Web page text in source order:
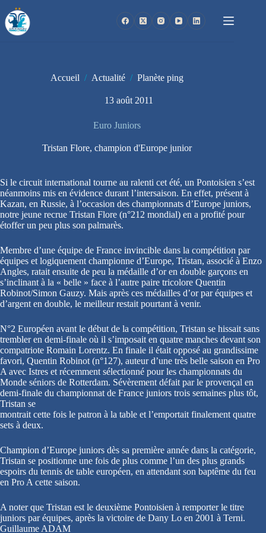
au
contenu
Accueil / Actualité / Planète ping
13 août 2011
Euro Juniors
Tristan Flore, champion d'Europe junior
Si le circuit international tourne au ralenti cet été, un Pontoisien s’est
néanmoins mis en évidence durant l’intersaison. En effet, présent à
Kazan, en Russie, à l’occasion des championnats d’Europe juniors,
notre jeune recrue Tristan Flore (n°212 mondial) en a profité pour
étoffer un peu plus son palmarès.
Membre d’une équipe de France invincible dans la compétition par
équipes et logiquement championne d’Europe, Tristan, associé à Enzo
Angles, ratait ensuite de peu la médaille d’or en double garçons en
s’inclinant à la « belle » face à l’autre paire tricolore Quentin
Robinot/Simon Gauzy. Mais après ces médailles d’or par équipes et
d’argent en double, le meilleur restait pourtant à venir.
N°2 Européen avant le début de la compétition, Tristan se hissait sans
trembler en demi-finale où il s’imposait en quatre manches devant son
compatriote Romain Lorentz. En finale il était opposé au grandissime
favori, Quentin Robinot (n°127), auteur d’une très belle saison en Pro
A avec Istres et récemment sélectionné pour les championnats du
Monde séniors de Rotterdam. Sévèrement défait par le provençal en
demi-finale du championnat de France juniors trois semaines plus tôt,
Tristan se
montrait cette fois le patron à la table et l’emportait finalement quatre
sets à deux.
Champion d’Europe juniors dès sa première année dans la catégorie,
Tristan se positionne une fois de plus comme l’un des plus grands
espoirs du tennis de table européen, en attendant son baptême du feu
en Pro A cette saison.
A noter que Tristan est le deuxième Pontoisien à remporter le titre
juniors par équipes, après la victoire de Dany Lo en 2001 à Terni.
Guillaume ADAM